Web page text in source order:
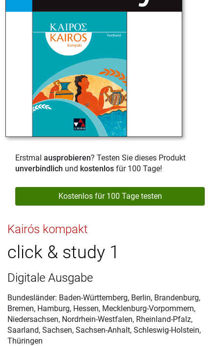
Erstmal ausprobieren? Testen Sie dieses Produkt
unverbindlich und kostenlos für 100 Tage!
Kostenlos für 100 Tage testen
Kairós kompakt
click & study 1
Digitale Ausgabe
Bundesländer: Baden-Württemberg, Berlin, Brandenburg,
Bremen, Hamburg, Hessen, Mecklenburg-Vorpommern,
Niedersachsen, Nordrhein-Westfalen, Rheinland-Pfalz,
Saarland, Sachsen, Sachsen-Anhalt, Schleswig-Holstein,
Thüringen